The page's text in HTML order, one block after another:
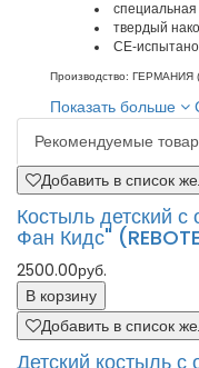
твердый
CE-
Производство: ГЕРМАНИЯ
Показать больше
Рекомендуемые
Добавить в список
Костыль детский
Фан Кидс"
2500.00руб.
В корзину
Добавить в список
Детский костыль с